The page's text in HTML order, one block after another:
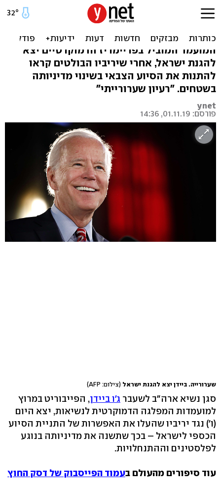
ביידן מגן על ישראל: "התניית
הסיוע – טעות ענקית"
המועמד המוביל בפריימריז הדמוקרטיים יצא
להגנת ישראל, אחרי שיריביו הבולטים קראו
להתנות את הסיוע הצבאי בשינוי מדיניותה
בשטחים. "רעיון שערורייתי"
ynet
פורסם: 01.11.19, 14:36
שערורייה. ביידן יצא להגנת ישראל (צילום: AFP)
סגן נשיא ארה"ב לשעבר ג'ו ביידן, הפייבוריט במרוץ
למועמדות המפלגה הדמוקרטית לנשיאות, יצא היום
(ו') נגד יריביו שהעלו את האפשרות של התניית הסיוע
הכספי לישראל – בכך שתשנה את מדיניותה בנוגע
לפלסטינים וההתנחלויות.
עוד סיפורים מהעולם בעמוד הפייסבוק של דסק החוץ